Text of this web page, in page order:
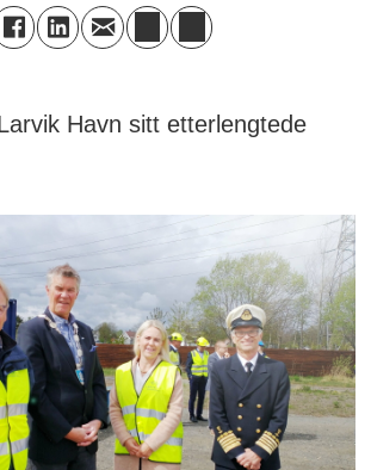
Havn sitt etterlengtede